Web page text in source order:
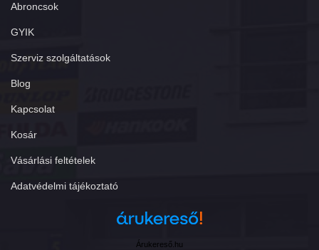
Abroncsok
GYIK
Szerviz szolgáltatások
Blog
Kapcsolat
Kosár
Vásárlási feltételek
Adatvédelmi tájékoztató
Árukereső.hu